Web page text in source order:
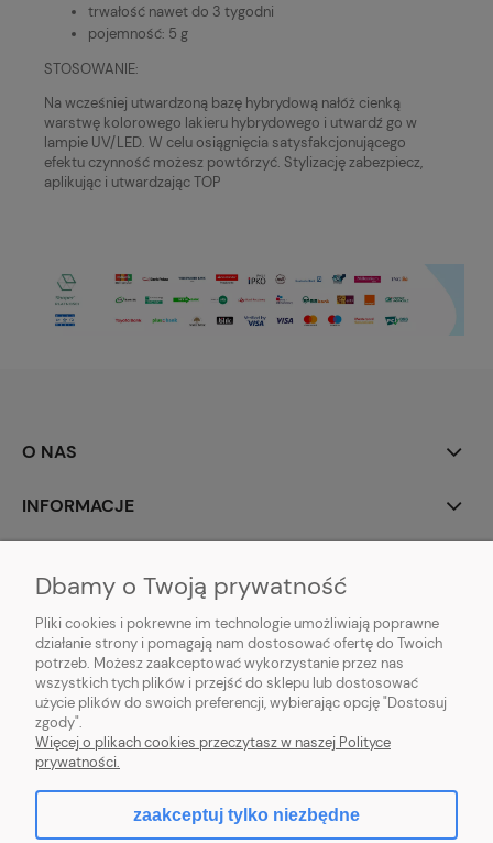
trwałość nawet do 3 tygodni
pojemność: 5 g
STOSOWANIE:
Na wcześniej utwardzoną bazę hybrydową nałóż cienką
warstwę kolorowego lakieru hybrydowego i utwardź go w
lampie UV/LED. W celu osiągnięcia satysfakcjonującego
efektu czynność możesz powtórzyć. Stylizację zabezpiecz,
aplikując i utwardzając TOP
O NAS
INFORMACJE
POMOC
Hurtownia kosmetyczna Zby-Mal | ul. Mościckiego 14; 66-400 Gorzów
Wlkp. | NIP: 5992806699 | Tel.698 35 12 13|zby-mal@wp.pl
Dbamy o Twoją prywatność
Pliki cookies i pokrewne im technologie umożliwiają poprawne
działanie strony i pomagają nam dostosować ofertę do Twoich
potrzeb. Możesz zaakceptować wykorzystanie przez nas
wszystkich tych plików i przejść do sklepu lub dostosować
użycie plików do swoich preferencji, wybierając opcję "Dostosuj
zgody".
Więcej o plikach cookies przeczytasz w naszej Polityce
prywatności.
zaakceptuj tylko niezbędne